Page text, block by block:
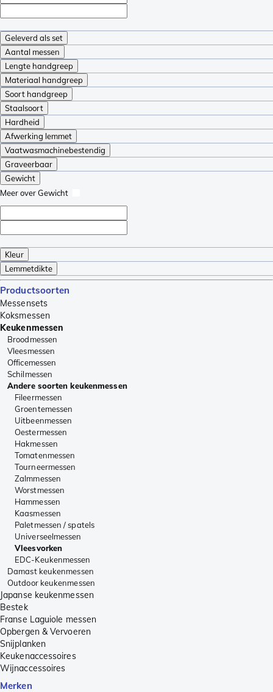
Geleverd als set
Aantal messen
Lengte handgreep
Materiaal handgreep
Soort handgreep
Staalsoort
Hardheid
Afwerking lemmet
Vaatwasmachinebestendig
Graveerbaar
Gewicht
Meer over Gewicht
Kleur
Lemmetdikte
Productsoorten
Messensets
Koksmessen
Keukenmessen
Broodmessen
Vleesmessen
Officemessen
Schilmessen
Andere soorten keukenmessen
Fileermessen
Groentemessen
Uitbeenmessen
Oestermessen
Hakmessen
Tomatenmessen
Tourneermessen
Zalmmessen
Worstmessen
Hammessen
Kaasmessen
Paletmessen / spatels
Universeelmessen
Vleesvorken
EDC-Keukenmessen
Damast keukenmessen
Outdoor keukenmessen
Japanse keukenmessen
Bestek
Franse Laguiole messen
Opbergen & Vervoeren
Snijplanken
Keukenaccessoires
Wijnaccessoires
Merken